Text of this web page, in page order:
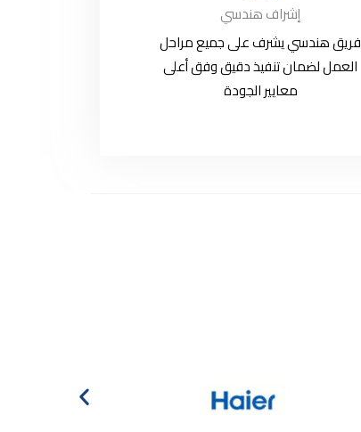
إشراف هندسي
فريق هندسي يشرف على جميع مراحل
العمل لضمان تنفيذ دقيق وفق أعلى
معايير الجودة